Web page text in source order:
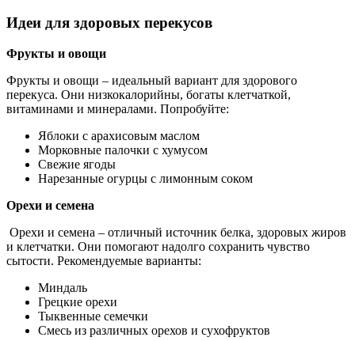
Идеи для здоровых перекусов
Фрукты и овощи
Фрукты и овощи – идеальный вариант для здорового
перекуса. Они низкокалорийны, богаты клетчаткой,
витаминами и минералами. Попробуйте:
Яблоки с арахисовым маслом
Морковные палочки с хумусом
Свежие ягоды
Нарезанные огурцы с лимонным соком
Орехи и семена
Орехи и семена – отличный источник белка, здоровых жиров
и клетчатки. Они помогают надолго сохранить чувство
сытости. Рекомендуемые варианты:
Миндаль
Грецкие орехи
Тыквенные семечки
Смесь из различных орехов и сухофруктов